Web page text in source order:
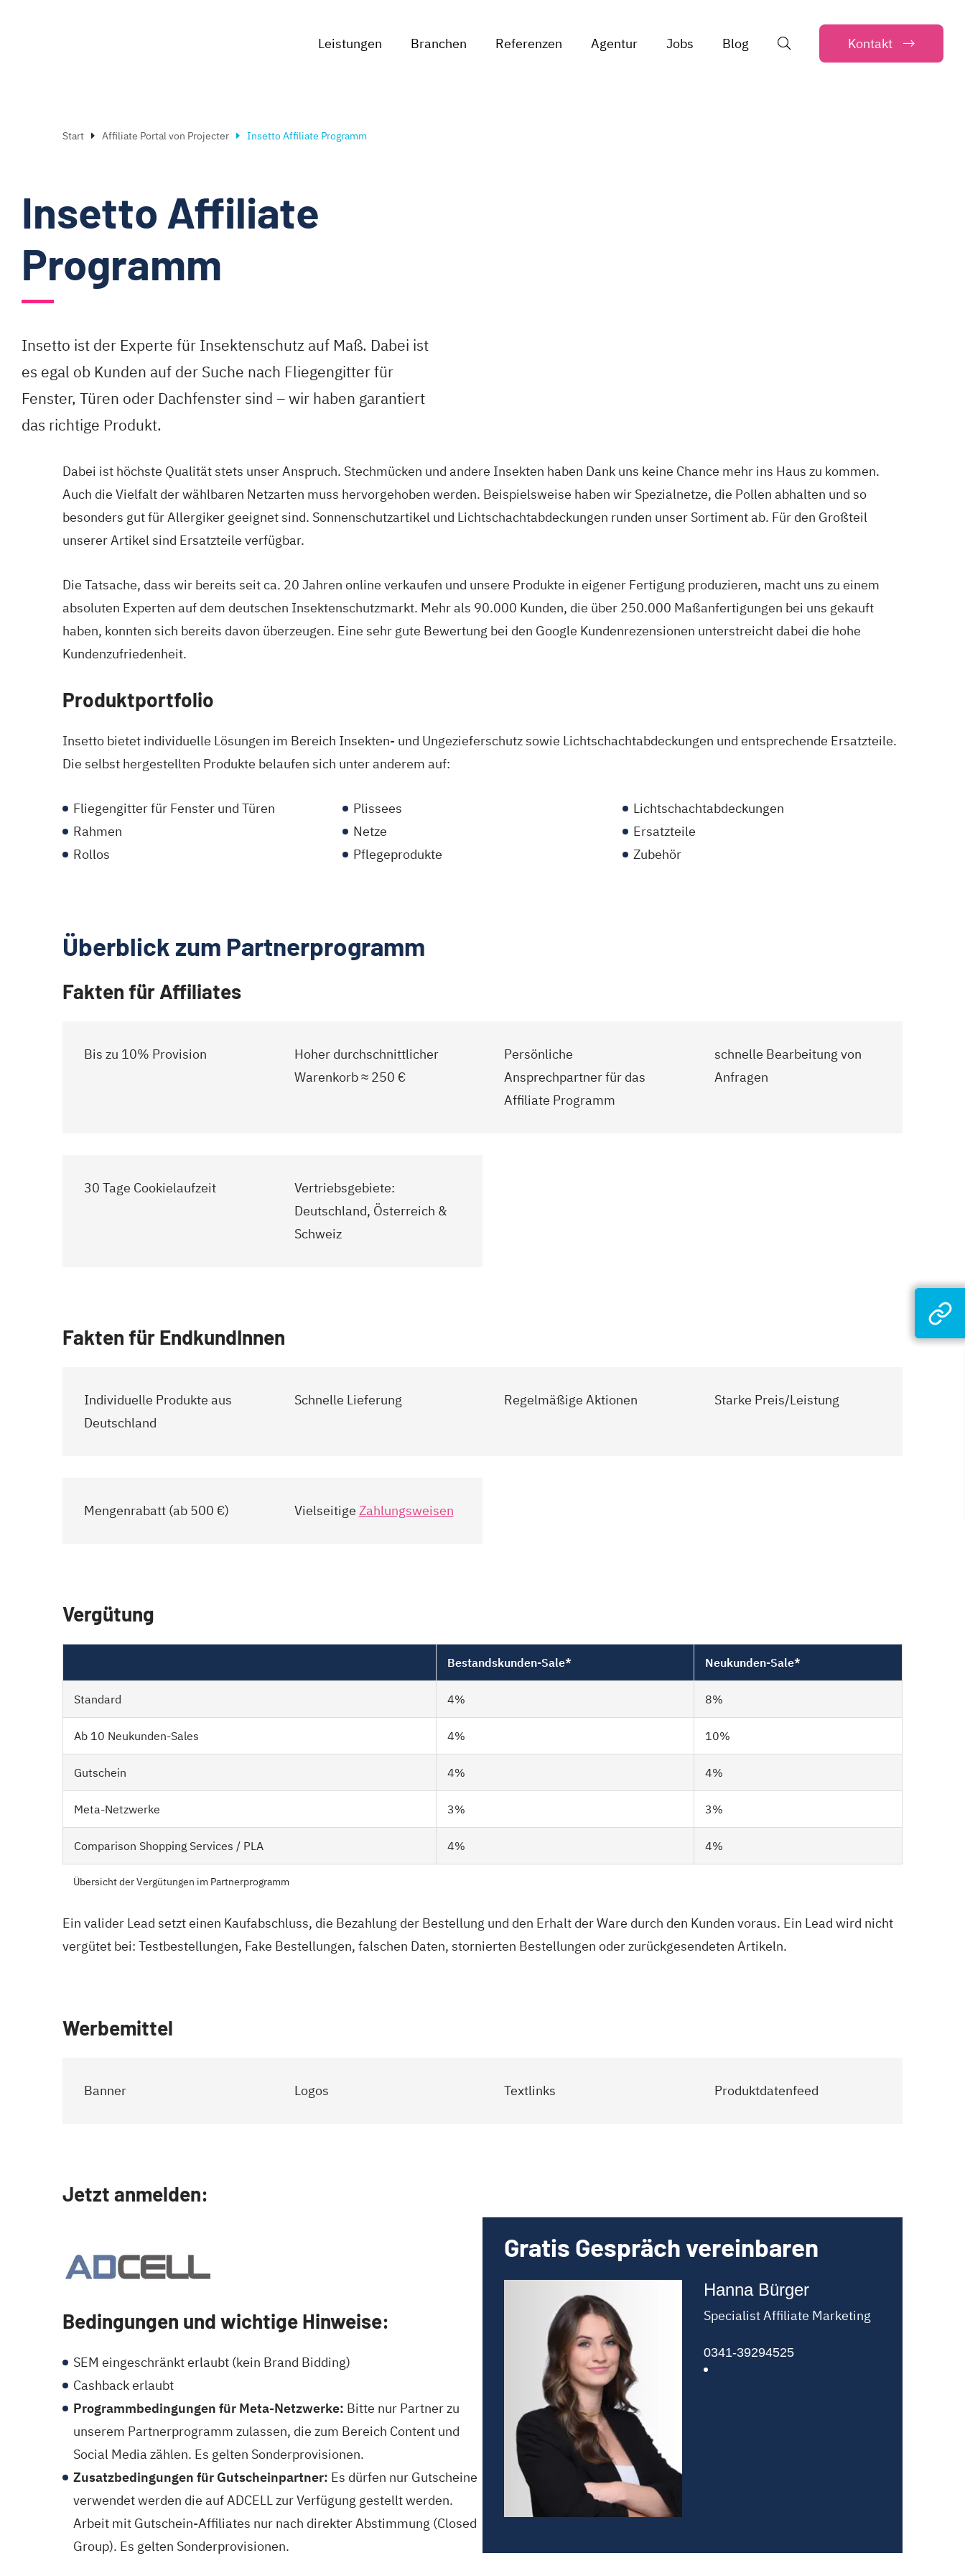
Leistungen Branchen Referenzen Agentur Jobs Blog Kontakt
Start Affiliate Portal von Projecter Insetto Affiliate Programm
Insetto Affiliate
Programm
Insetto ist der Experte für Insektenschutz auf Maß. Dabei ist
es egal ob Kunden auf der Suche nach Fliegengitter für
Fenster, Türen oder Dachfenster sind – wir haben garantiert
das richtige Produkt.
Dabei ist höchste Qualität stets unser Anspruch. Stechmücken und andere Insekten haben Dank uns keine Chance mehr ins Haus zu kommen.
Auch die Vielfalt der wählbaren Netzarten muss hervorgehoben werden. Beispielsweise haben wir Spezialnetze, die Pollen abhalten und so
besonders gut für Allergiker geeignet sind. Sonnenschutzartikel und Lichtschachtabdeckungen runden unser Sortiment ab. Für den Großteil
unserer Artikel sind Ersatzteile verfügbar.
Die Tatsache, dass wir bereits seit ca. 20 Jahren online verkaufen und unsere Produkte in eigener Fertigung produzieren, macht uns zu einem
absoluten Experten auf dem deutschen Insektenschutzmarkt. Mehr als 90.000 Kunden, die über 250.000 Maßanfertigungen bei uns gekauft
haben, konnten sich bereits davon überzeugen. Eine sehr gute Bewertung bei den Google Kundenrezensionen unterstreicht dabei die hohe
Kundenzufriedenheit.
Produktportfolio
Insetto bietet individuelle Lösungen im Bereich Insekten- und Ungezieferschutz sowie Lichtschachtabdeckungen und entsprechende Ersatzteile.
Die selbst hergestellten Produkte belaufen sich unter anderem auf:
Fliegengitter für Fenster und Türen
Rahmen
Rollos
Plissees
Netze
Pflegeprodukte
Lichtschachtabdeckungen
Ersatzteile
Zubehör
Überblick zum Partnerprogramm
Fakten für Affiliates
Bis zu 10% Provision
Hoher durchschnittlicher
Warenkorb ≈ 250 €
Persönliche
Ansprechpartner für das
Affiliate Programm
schnelle Bearbeitung von
Anfragen
30 Tage Cookielaufzeit
Vertriebsgebiete:
Deutschland, Österreich &
Schweiz
Fakten für EndkundInnen
Individuelle Produkte aus
Deutschland
Schnelle Lieferung Regelmäßige Aktionen Starke Preis/Leistung
Mengenrabatt (ab 500 €) Vielseitige Zahlungsweisen
Vergütung
Bestandskunden-Sale* Neukunden-Sale*
Standard 4% 8%
Ab 10 Neukunden-Sales 4% 10%
Gutschein 4% 4%
Meta-Netzwerke 3% 3%
Comparison Shopping Services / PLA 4% 4%
Übersicht der Vergütungen im Partnerprogramm
Ein valider Lead setzt einen Kaufabschluss, die Bezahlung der Bestellung und den Erhalt der Ware durch den Kunden voraus. Ein Lead wird nicht
vergütet bei: Testbestellungen, Fake Bestellungen, falschen Daten, stornierten Bestellungen oder zurückgesendeten Artikeln.
Werbemittel
Banner Logos Textlinks Produktdatenfeed
Jetzt anmelden:
Bedingungen und wichtige Hinweise:
SEM eingeschränkt erlaubt (kein Brand Bidding)
Cashback erlaubt
Programmbedingungen für Meta-Netzwerke: Bitte nur Partner zu
unserem Partnerprogramm zulassen, die zum Bereich Content und
Social Media zählen. Es gelten Sonderprovisionen.
Zusatzbedingungen für Gutscheinpartner: Es dürfen nur Gutscheine
verwendet werden die auf ADCELL zur Verfügung gestellt werden.
Arbeit mit Gutschein-Affiliates nur nach direkter Abstimmung (Closed
Group). Es gelten Sonderprovisionen.
Gratis Gespräch vereinbaren
Hanna Bürger
Specialist Affiliate Marketing
0341-39294525